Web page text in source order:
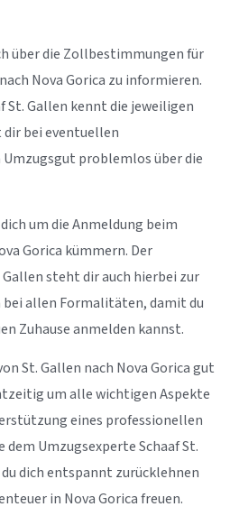
über die Zollbestimmungen für
Nova Gorica zu informieren.
St. Gallen kennt die jeweiligen
bei eventuellen
problemlos über die
um die Anmeldung beim
Gorica kümmern. Der
steht dir auch hierbei zur
allen Formalitäten, damit du
Zuhause anmelden kannst.
St. Gallen nach Nova Gorica gut
um alle wichtigen Aspekte
eines professionellen
Umzugsexperte Schaaf St.
dich entspannt zurücklehnen
in Nova Gorica freuen.